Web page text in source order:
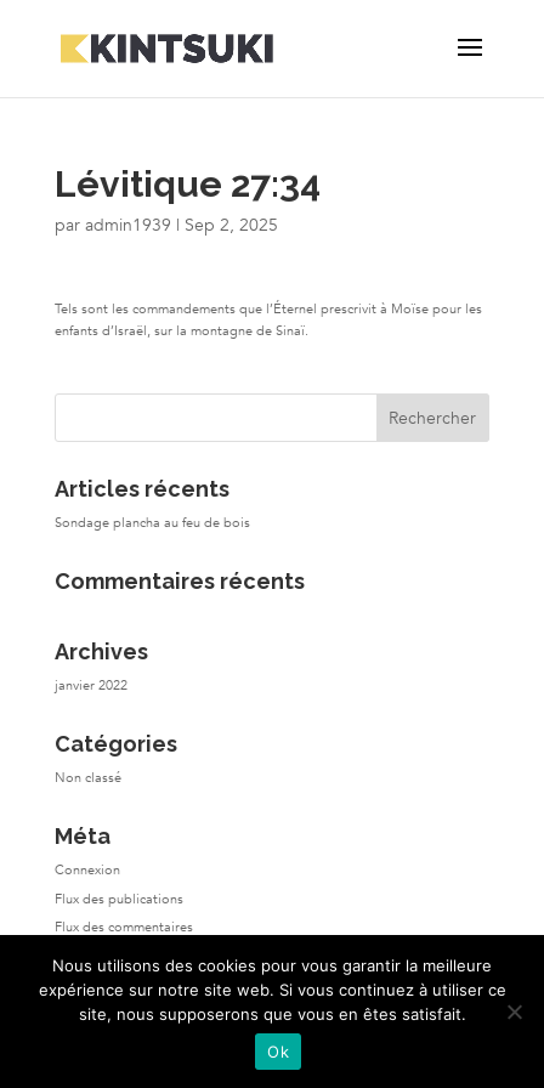
Lévitique 27:34
par admin1939 | Sep 2, 2025
Tels sont les commandements que l’Éternel prescrivit à Moïse pour les
enfants d’Israël, sur la montagne de Sinaï.
Articles récents
Sondage plancha au feu de bois
Commentaires récents
Archives
janvier 2022
Catégories
Non classé
Méta
Connexion
Flux des publications
Flux des commentaires
Site de WordPress-FR
Nous utilisons des cookies pour vous garantir la meilleure
expérience sur notre site web. Si vous continuez à utiliser ce
site, nous supposerons que vous en êtes satisfait.
Ok